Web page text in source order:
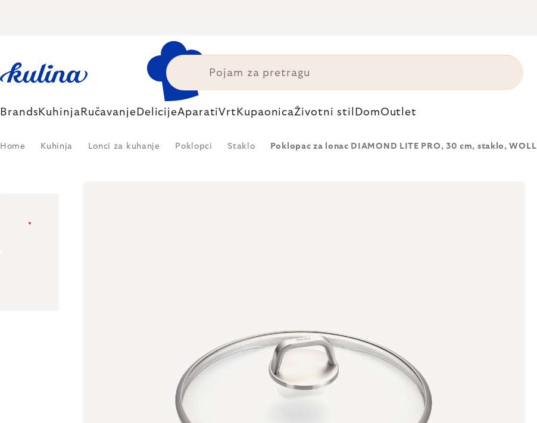
Brands Kuhinja Ručavanje DelicijeAparatiVrt KupaonicaŽivotni stil DomOutlet
Home Kuhinja Lonci za kuhanje Poklopci Staklo Poklopac za lonac DIAMOND LITE PRO, 30 cm, staklo, WOLL